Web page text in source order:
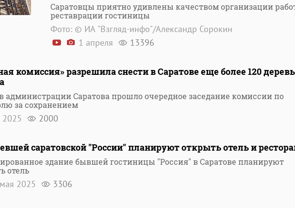
Саратовцы приятно удивлены качеством организации
реставрации гостиницы
Фото: © ИА "Взгляд-инфо"/Александр Сорокин
1 апреля
13396
комиссия» разрешила снести в Саратове еще более 120
администрации Саратова прошло очередное заседание комиссии по
за сохранением
2000
саратовской "России" планируют открыть отель и
здание бывшей гостиницы "Россия" в Саратове планируют
отель
2025 3306